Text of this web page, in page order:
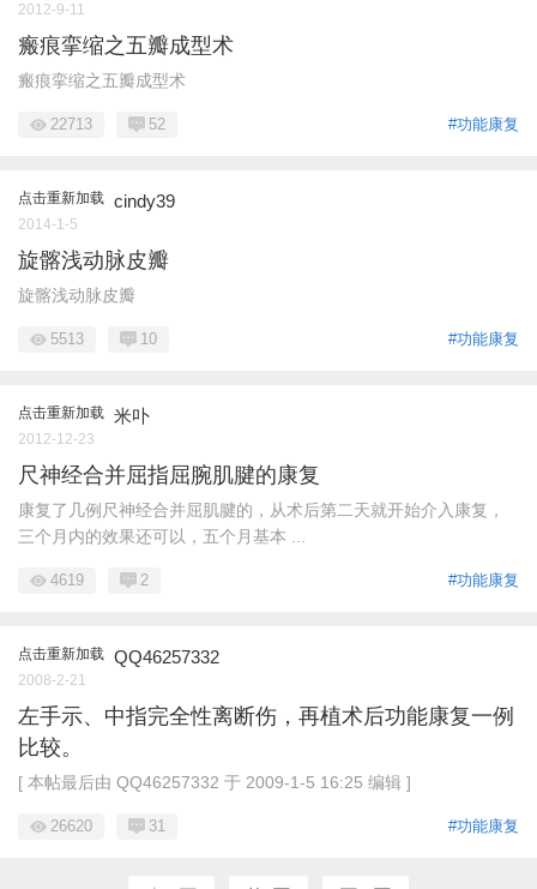
2012-9-11
瘢痕挛缩之五瓣成型术
瘢痕挛缩之五瓣成型术
#功能康复
22713 52
点击重新加载 cindy39
2014-1-5
旋髂浅动脉皮瓣
旋髂浅动脉皮瓣
#功能康复
5513 10
点击重新加载 米卟
2012-12-23
尺神经合并屈指屈腕肌腱的康复
康复了几例尺神经合并屈肌腱的，从术后第二天就开始介入康复，
三个月内的效果还可以，五个月基本 ...
#功能康复
4619 2
点击重新加载 QQ46257332
2008-2-21
左手示、中指完全性离断伤，再植术后功能康复一例
比较。
[ 本帖最后由 QQ46257332 于 2009-1-5 16:25 编辑 ]
#功能康复
26620 31